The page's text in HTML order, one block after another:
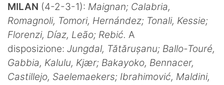
MILAN (4-2-3-1): Maignan; Calabria,
Romagnoli, Tomori, Hernández; Tonali, Kessie;
Florenzi, Díaz, Leão; Rebić. A
disposizione: Jungdal, Tătărușanu; Ballo-Touré,
Gabbia, Kalulu, Kjær; Bakayoko, Bennacer,
Castillejo, Saelemaekers; Ibrahimović, Maldini,